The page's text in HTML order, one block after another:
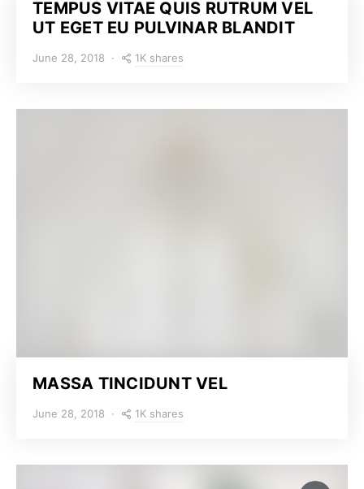
TEMPUS VITAE QUIS RUTRUM VEL
UT EGET EU PULVINAR BLANDIT
June 28, 2018 1K shares
MASSA TINCIDUNT VEL
June 28, 2018 1K shares